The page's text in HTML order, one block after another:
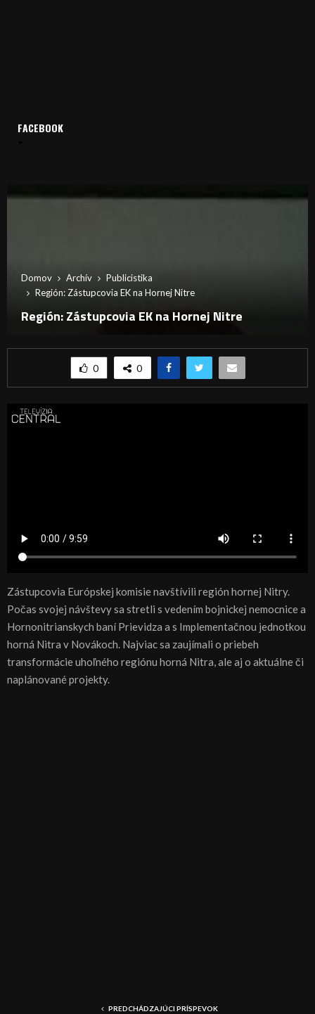
Domov Archív
Publicistika
Región: Zástupcovia EK na Hornej Nitre
Región: Zástupcovia EK na Hornej Nitre
0 0
Zástupcovia Európskej komisie navštívili región hornej Nitry.
Počas svojej návštevy sa stretli s vedením bojnickej nemocnice a
Hornonitrianskych baní Prievidza a s Implementačnou jednotkou
horná Nitra v Novákoch. Najviac sa zaujímali o priebeh
transformácie uhoľného regiónu horná Nitra, ale aj o aktuálne či
naplánované projekty.
PREDCHÁDZAJÚCI PRÍSPEVOK
FACEBOOK